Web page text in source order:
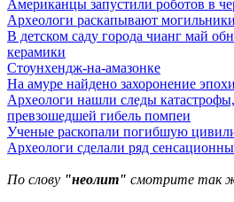
Американцы запустили роботов в
Археологи раскапывают
В детском саду города чианг май
керамики
Стоунхендж-на-амазонке
На амуре найдено захоронение
Археологи нашли следы
превзошедшей гибель помпеи
Ученые раскопали погибшую
Археологи сделали ряд
По слову "неолит" смотрите так